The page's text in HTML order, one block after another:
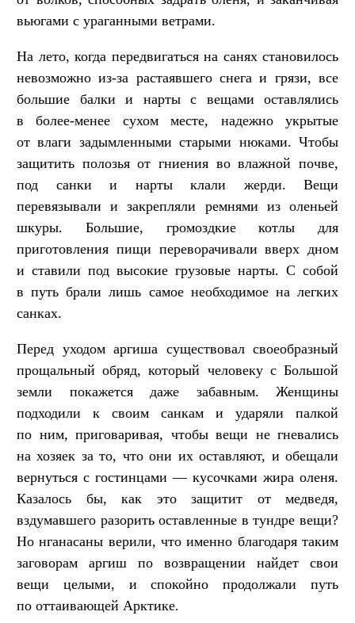
вьюгами с ураганными ветрами.
На лето, когда передвигаться на санях становилось
невозможно из-за растаявшего снега и грязи, все
большие балки и нарты с вещами оставлялись
в более-менее сухом месте, надежно укрытые
от влаги задымленными старыми нюками. Чтобы
защитить полозья от гниения во влажной почве,
под санки и нарты клали жерди. Вещи
перевязывали и закрепляли ремнями из оленьей
шкуры. Большие, громоздкие котлы для
приготовления пищи переворачивали вверх дном
и ставили под высокие грузовые нарты. С собой
в путь брали лишь самое необходимое на легких
санках.
Перед уходом аргиша существовал своеобразный
прощальный обряд, который человеку с Большой
земли покажется даже забавным. Женщины
подходили к своим санкам и ударяли палкой
по ним, приговаривая, чтобы вещи не гневались
на хозяек за то, что они их оставляют, и обещали
вернуться с гостинцами — кусочками жира оленя.
Казалось бы, как это защитит от медведя,
вздумавшего разорить оставленные в тундре вещи?
Но нганасаны верили, что именно благодаря таким
заговорам аргиш по возвращении найдет свои
вещи целыми, и спокойно продолжали путь
по оттаивающей Арктике.